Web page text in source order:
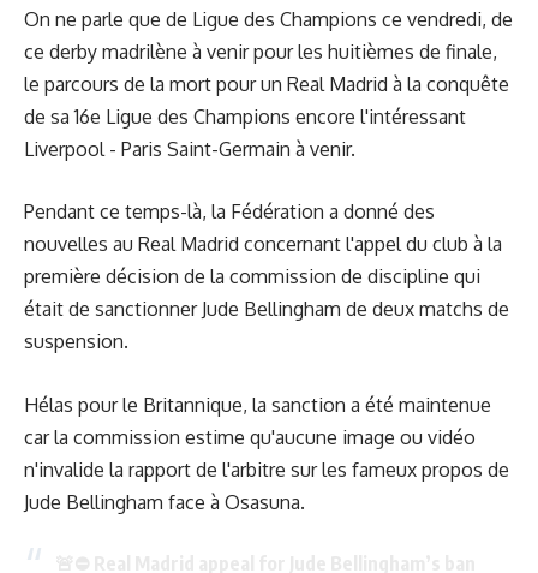
On ne parle que de Ligue des Champions ce vendredi, de
ce derby madrilène à venir pour les huitièmes de finale,
le parcours de la mort pour un Real Madrid à la conquête
de sa 16e Ligue des Champions encore l'intéressant
Liverpool - Paris Saint-Germain à venir.
Pendant ce temps-là, la Fédération a donné des
nouvelles au Real Madrid concernant l'appel du club à la
première décision de la commission de discipline qui
était de sanctionner Jude Bellingham de deux matchs de
suspension.
Hélas pour le Britannique, la sanction a été maintenue
car la commission estime qu'aucune image ou vidéo
n'invalide la rapport de l'arbitre sur les fameux propos de
Jude Bellingham face à Osasuna.